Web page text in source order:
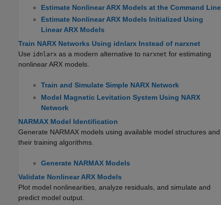
Estimate Nonlinear ARX Models at the Command Line
Estimate Nonlinear ARX Models Initialized Using
Linear ARX Models
Train NARX Networks Using idnlarx Instead of narxnet
Use idnlarx as a modern alternative to narxnet for estimating
nonlinear ARX models.
Train and Simulate Simple NARX Network
Model Magnetic Levitation System Using NARX
Network
NARMAX Model Identification
Generate NARMAX models using available model structures and
their training algorithms.
Generate NARMAX Models
Validate Nonlinear ARX Models
Plot model nonlinearities, analyze residuals, and simulate and
predict model output.